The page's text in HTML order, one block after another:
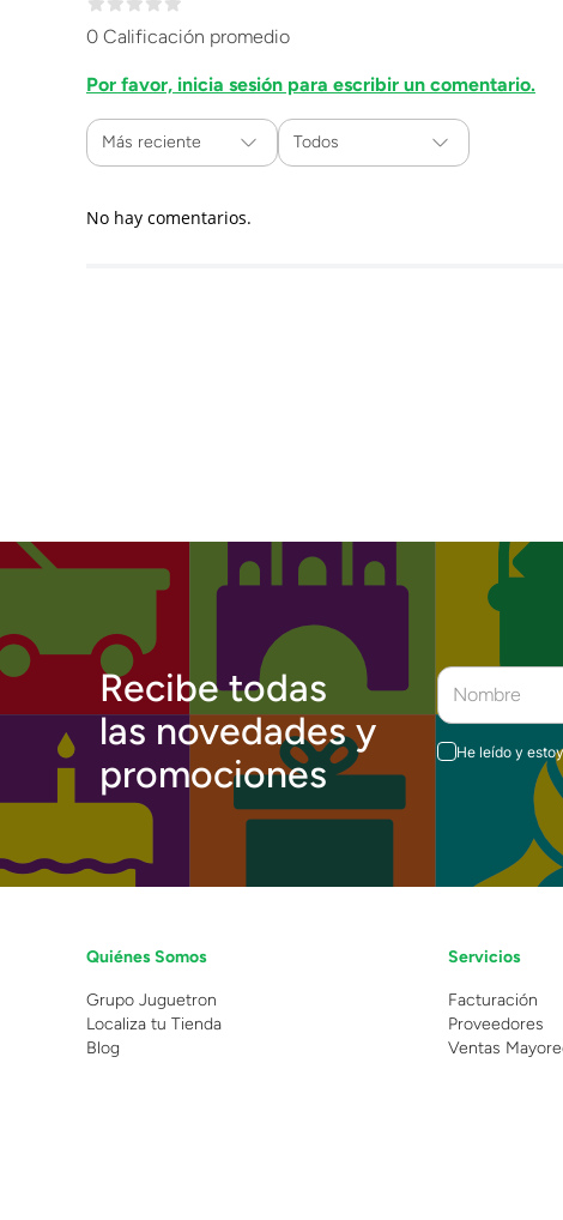
0 Calificación promedio
Por favor, inicia sesión para escribir un comentario.
Más reciente Todos
No hay comentarios.
Recibe todas
las novedades y
promociones
He leído y
Quiénes Somos
Grupo Juguetron
Localiza tu Tienda
Blog
Servicios
Facturación
Proveedores
Ventas